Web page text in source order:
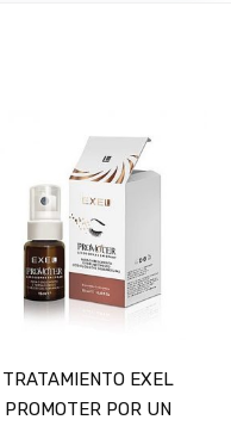
TRATAMIENTO EXEL
PROMOTER POR UN